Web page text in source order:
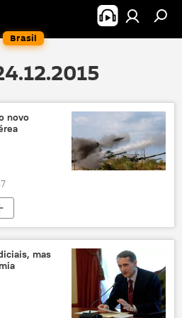
Brasil
novo
artilharia
Defesa
mas